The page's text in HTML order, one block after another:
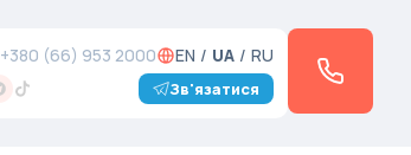
+380 (66) 953 2000 EN / UA / RU
Зв'язатися